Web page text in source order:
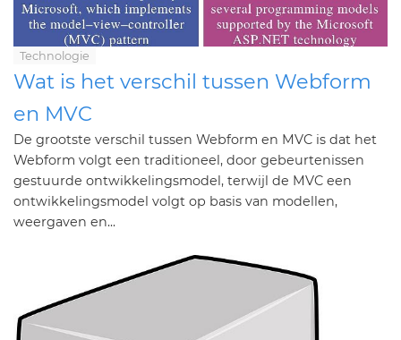
Technologie
Wat is het verschil tussen Webform
en MVC
De grootste verschil tussen Webform en MVC is dat het
Webform volgt een traditioneel, door gebeurtenissen
gestuurde ontwikkelingsmodel, terwijl de MVC een
ontwikkelingsmodel volgt op basis van modellen,
weergaven en...